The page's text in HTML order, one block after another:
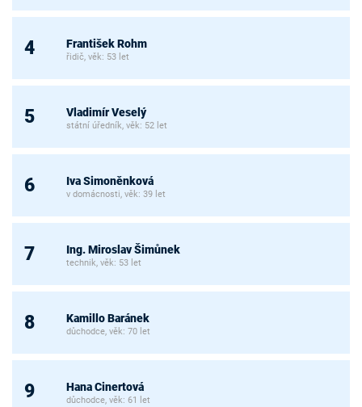
4 František Rohm
řidič, věk: 53 let
5 Vladimír Veselý
státní úředník, věk: 52 let
6 Iva Simoněnková
v domácnosti, věk: 39 let
7 Ing. Miroslav Šimůnek
technik, věk: 53 let
8 Kamillo Baránek
důchodce, věk: 70 let
9 Hana Cinertová
důchodce, věk: 61 let